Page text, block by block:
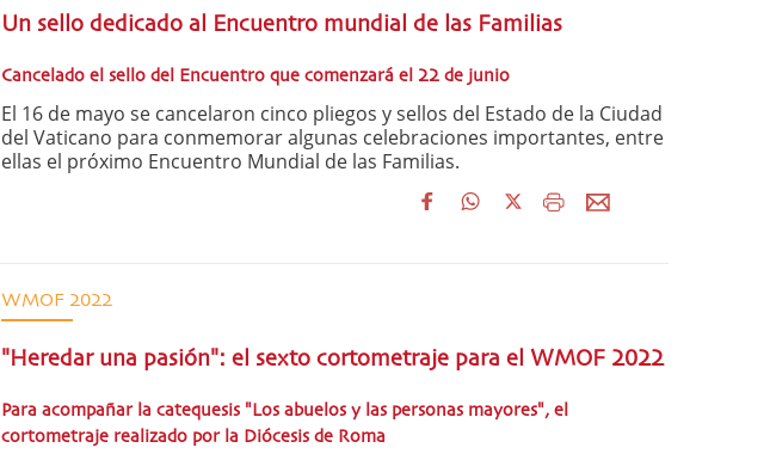
Un sello dedicado al Encuentro mundial de las Familias
Cancelado el sello del Encuentro que comenzará el 22 de junio
El 16 de mayo se cancelaron cinco pliegos y sellos del Estado de la Ciudad
del Vaticano para conmemorar algunas celebraciones importantes, entre
ellas el próximo Encuentro Mundial de las Familias.
WMOF 2022
"Heredar una pasión": el sexto cortometraje para el WMOF 2022
Para acompañar la catequesis "Los abuelos y las personas mayores", el
cortometraje realizado por la Diócesis de Roma